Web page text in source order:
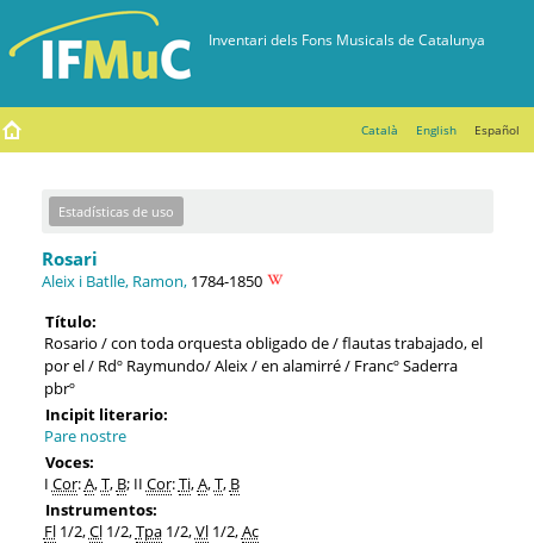
Català English Español
Estadísticas de uso
Rosari
Aleix i Batlle, Ramon,1784-1850
Título:
Rosario / con toda orquesta obligado de / flautas trabajado, el
por el / Rdº Raymundo/ Aleix / en alamirré / Francº Saderra
pbrº
Incipit literario:
Pare nostre
Voces:
I Cor:A,T, B; II Cor:Ti,A,T, B
Instrumentos:
Fl1/2,Cl1/2,Tpa1/2,Vl1/2,Ac